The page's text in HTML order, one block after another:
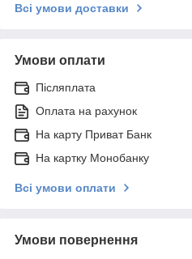
Всі умови доставки
Умови оплати
Післяплата
Оплата на рахунок
На карту Приват Банк
На картку Монобанку
Всі умови оплати
Умови повернення